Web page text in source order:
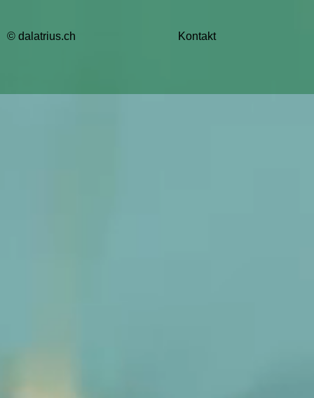
© dalatrius.ch Kontakt